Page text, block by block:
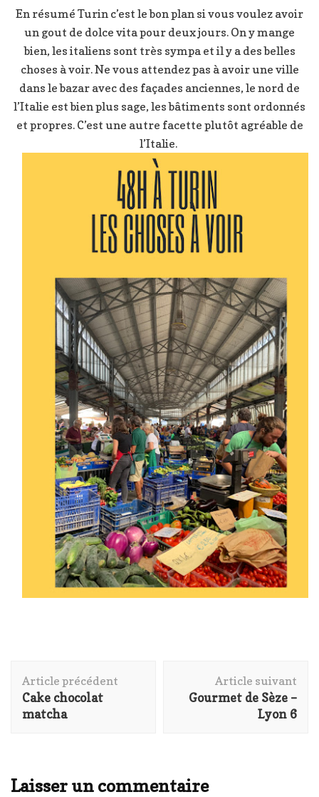
En résumé Turin c’est le bon plan si vous voulez avoir
un gout de dolce vita pour deux jours. On y mange
bien, les italiens sont très sympa et il y a des belles
choses à voir. Ne vous attendez pas à avoir une ville
dans le bazar avec des façades anciennes, le nord de
l’Italie est bien plus sage, les bâtiments sont ordonnés
et propres. C’est une autre facette plutôt agréable de
l’Italie.
d'article
Article précédent
Cake chocolat
matcha
Article suivant
Gourmet de Sèze –
Lyon 6
Laisser un commentaire